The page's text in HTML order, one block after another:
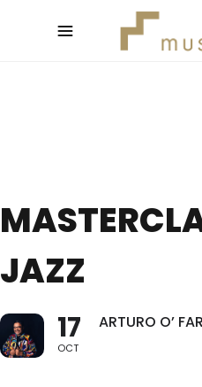
JAZZ
17
OCT
ARTURO O’